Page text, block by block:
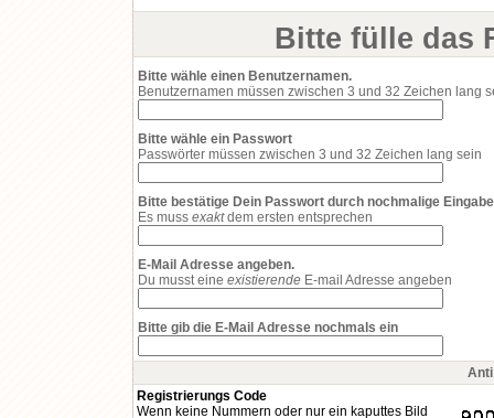
Bitte fülle das
Bitte wähle einen Benutzernamen.
Benutzernamen müssen zwischen 3 und 32 Zeichen lang
Bitte wähle ein Passwort
Passwörter müssen zwischen 3 und 32 Zeichen lang sein
Bitte bestätige Dein Passwort durch nochmalige Eingabe
Es muss exaktdem ersten entsprechen
E-Mail Adresse angeben.
Du musst eine existierende E-mail Adresse angeben
Bitte gib die E-Mail Adresse nochmals ein
Registrierungs Code
Wenn keine Nummern oder nur ein kaputtes Bild